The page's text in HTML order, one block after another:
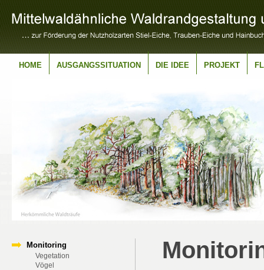
HOME AUSGANGSSITUATION DIE IDEE PROJEKT
Monitoring
Vegetation
Vögel